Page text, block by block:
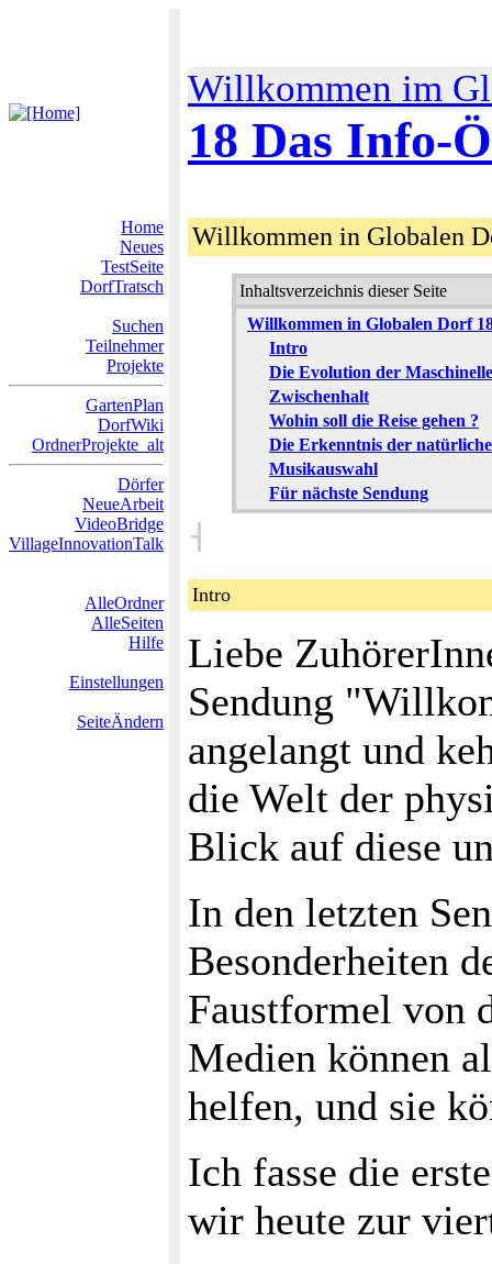
Willkommen im
18 Das Info-
Home
Neues
TestSeite
DorfTratsch
Suchen
Teilnehmer
Projekte
GartenPlan
DorfWiki
OrdnerProjekte_alt
Dörfer
NeueArbeit
VideoBridge
VillageInnovationTalk
AlleOrdner
AlleSeiten
Hilfe
Einstellungen
SeiteÄndern
Willkommen in Globalen
Inhaltsverzeichnis dieser Seite
Willkommen in Globalen Dorf
Intro
Die Evolution der
Zwischenhalt
Wohin soll die Reise gehen ?
Die Erkenntnis der
Musikauswahl
Für nächste Sendung
˧
Intro
Liebe
Sendung
angelangt und
die Welt der
Blick auf diese
In den letzten
Besonderheiten
Faustformel von
Medien können
helfen, und sie
Ich fasse die
wir heute zur